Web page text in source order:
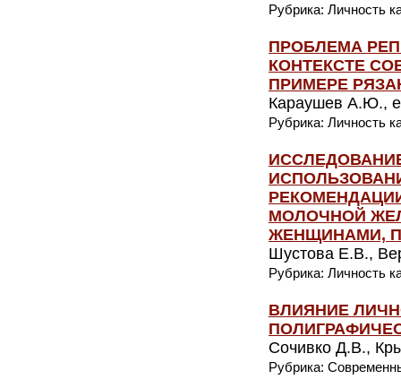
Рубрика: Личность
ПРОБЛЕМА
КОНТЕКСТЕ
ПРИМЕРЕ
Караушев А.Ю.,
Рубрика: Личность
МОЛОЧНОЙ
ЖЕНЩИНАМИ,
Шустова Е.В.,
Рубрика: Личность
ВЛИЯНИЕ
Сочивко Д.В.,
Рубрика: